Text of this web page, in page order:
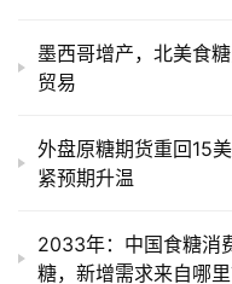
墨西哥增产，北美食
贸易
外盘原糖期货重回15
紧预期升温
2033年：中国食糖消
糖，新增需求来自哪里